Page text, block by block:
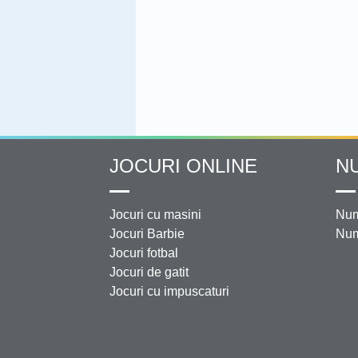
JOCURI ONLINE
Jocuri cu masini
Jocuri Barbie
Jocuri fotbal
Jocuri de gatit
Jocuri cu impuscaturi